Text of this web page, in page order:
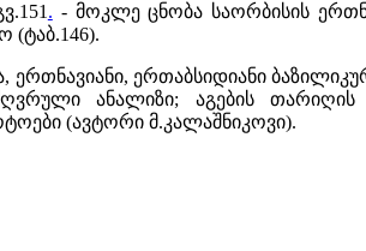
. - მოკლე ცნობა საორბისის
(ტაბ.146).
ერთნავიანი, ერთაბსიდიანი
ანალიზი; აგების
(ავტორი მ.კალაშნიკოვი).